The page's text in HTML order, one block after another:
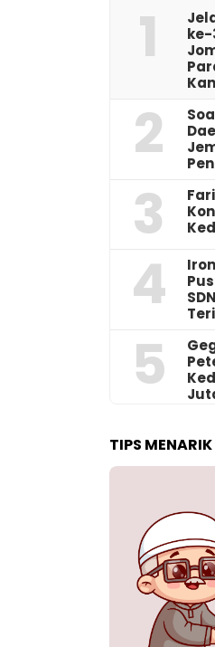
1
ke-
2
3
4
5
TIPS MENARIK